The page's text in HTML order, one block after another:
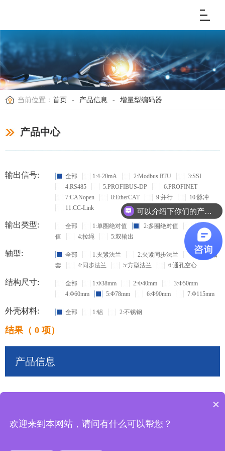
当前位置： 首页 - 产品信息 - 增量型编码器
产品中心
输出信号: 全部 1:4-20mA 2:Modbus RTU
3:SSI
4:RS485
5:PROFIBUS-DP
6:PROFINET
7:CANopen
8:EtherCAT 9:并行
10:脉冲
11:CC-Link
输出类型: 全部 1:单圈绝对值 2:多圈绝对值
3:增量
值
4:拉绳 5:双输出
轴型: 全部 1:夹紧法兰 2:夹紧同步法兰
3:盲孔轴
套
4:同步法兰 5:方型法兰 6:通孔空心
结构尺寸: 全部 1:Φ38mm 2:Φ40mm
3:Φ50mm
4:Φ60mm
5:Φ78mm 6:Φ90mm 7:Φ115mm
外壳材料: 全部 1:铝 2:不锈钢
结果（ 0 项）
产品信息
可以介绍下你们的产品么？
×
欢迎来到本网站，请问有什么可以帮您？